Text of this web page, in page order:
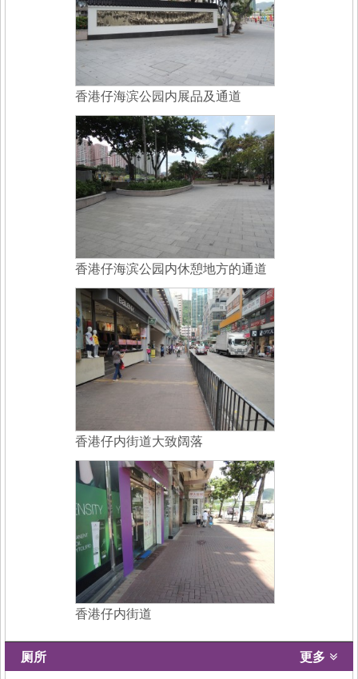
香港仔海滨公园内展品及通道
香港仔海滨公园内休憩地方的通道
香港仔内街道大致阔落
香港仔内街道
厕所 更多